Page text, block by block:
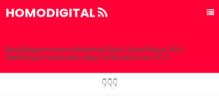
HOMODIGITAL
Blog Magazine sobre Marketing Digital, Social Media, SEO,
Marketing de contenidos, Apps y Educación con TIC´s
👇👇👇